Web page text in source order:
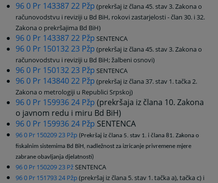
96 0 Pr 143387 22 Pžp (prekršaj iz člana 45. stav 3. Zakona o
računovodstvu i reviziji u Bd BiH, rokovi zastarjelosti - član 30. i 32.
Zakona o prekršajima Bd BiH)
96 0 Pr 143387 22 Pžp SENTENCA
96 0 Pr 150132 23 Pžp (prekršaj iz člana 45. stav 3. Zakona o
računovodstvu i reviziji u Bd BiH; žalbeni osnovi)
96 0 Pr 150132 23 Pžp SENTENCA
96 0 Pr 143840 22 Pžp (prekršaj iz člana 37. stav 1. tačka 2.
Zakona o metrologiji u Republici Srpskoj)
96 0 Pr 159936 24 Pžp (prekršaja iz člana 10. Zakona
o javnom redu i miru Bd BiH)
96 0 Pr 159936 24 Pžp SENTENCA
96 0 Pr 150209 23 Pžp(Prekršaj iz člana 5. stav 1. i člana 81. Zakona o
fiskalnim sistemima Bd BiH, nadležnost za izricanje privremene mjere
zabrane obavljanja djelatnosti)
96 0 Pr 150209 23 PžSENTENCA
96 0 Pr 151793 24 Pžp(prekršaj iz člana 5. stav 1. tačka a), tačka c) i